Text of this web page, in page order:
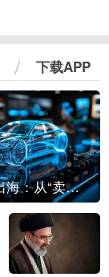
下载APP
中国汽车出海：从“卖出去”到“走进去”